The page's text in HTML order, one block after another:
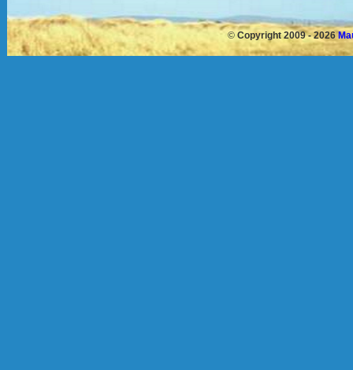
© Copyright 2009 - 2026